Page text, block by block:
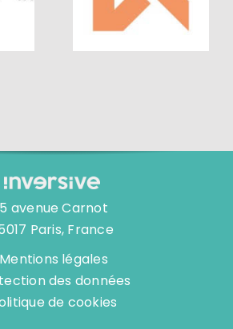
avenue Carnot
Paris, France
Mentions légales
des données
de cookies